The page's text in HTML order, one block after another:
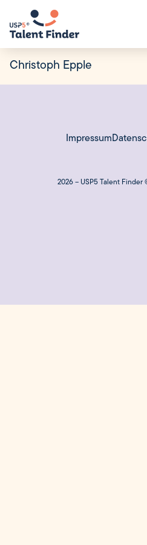
Christoph Epple
Impressum
2026 – USP5 Talent Finder